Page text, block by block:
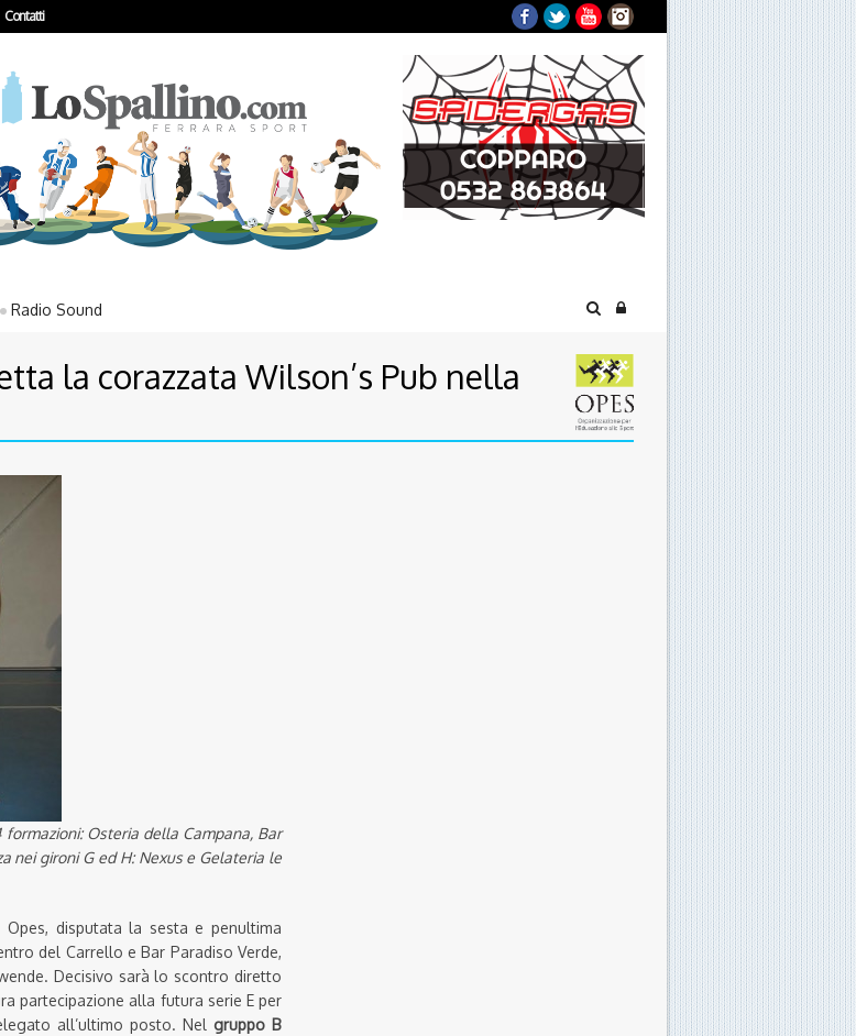
Contatti Facebook
TwitterYouTubeInstagram
Radio Sound
la corazzata Wilson’s Pub nella
Osteria della Campana, Bar
nei gironi G ed H: Nexus e Gelateria le
disputata la sesta e penultima
del Carrello e Bar Paradiso Verde,
Decisivo sarà lo scontro diretto
partecipazione alla futura serie E per
all’ultimo posto. Nelgruppo B